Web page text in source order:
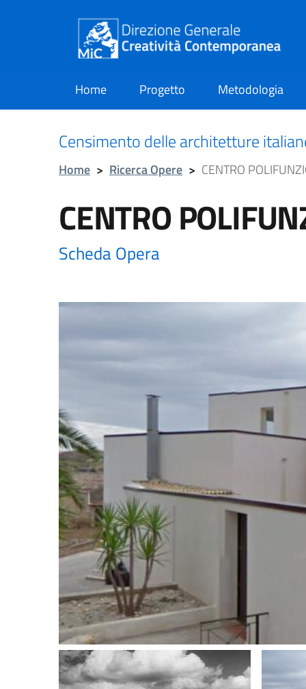
Home
current Progetto Metodologia
Censimento delle architetture
Home > Ricerca Opere > CENTRO
CENTRO
Scheda Opera